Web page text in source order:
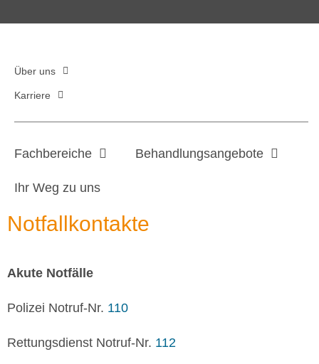
Über uns
Karriere
Fachbereiche Behandlungsangebote
Ihr Weg zu uns
Notfallkontakte
Akute Notfälle
Polizei Notruf-Nr. 110
Rettungsdienst Notruf-Nr. 112